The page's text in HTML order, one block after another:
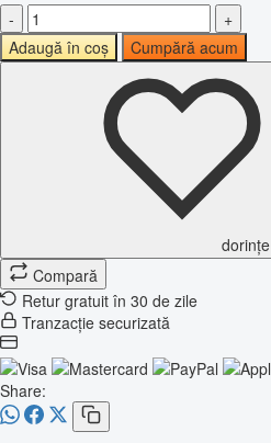
-
+
Adaugă în coș
Cumpără acum
dorințe
Compară
Retur gratuit în 30 de zile
Tranzacție securizată
Share: